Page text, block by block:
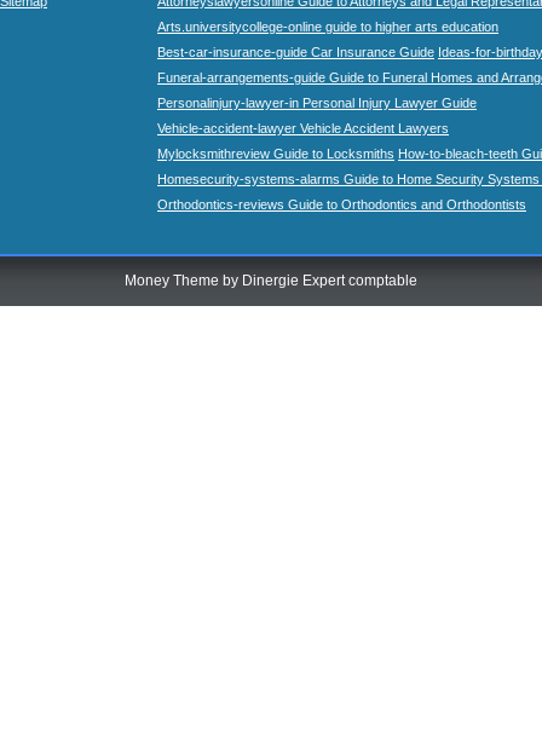
Arts.universitycollege-online guide to higher arts education
Best-car-insurance-guide Car Insurance Guide Ideas-for-
Funeral-arrangements-guide Guide to Funeral Homes and
Personalinjury-lawyer-in Personal Injury Lawyer Guide
Vehicle-accident-lawyer Vehicle Accident Lawyers
Mylocksmithreview Guide to Locksmiths How-to-bleach-teeth
Homesecurity-systems-alarms Guide to Home Security Systems
Orthodontics-reviews Guide to Orthodontics and Orthodontists
Money Theme by Dinergie Expert comptable